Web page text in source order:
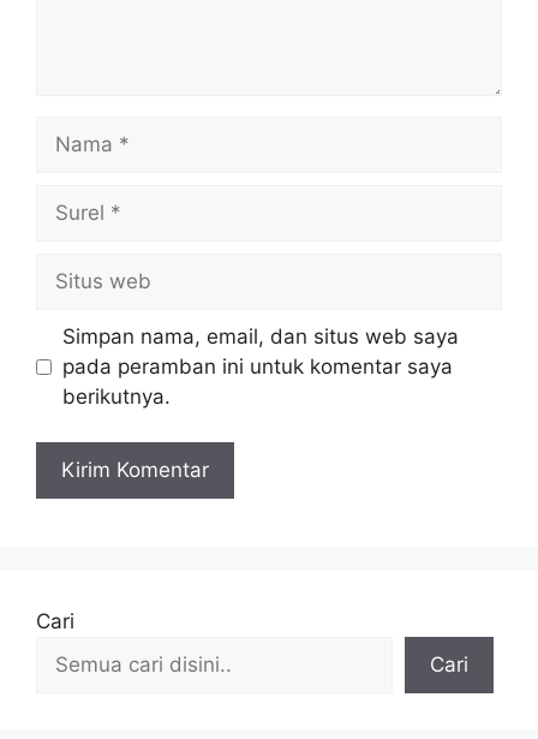
web
Simpan nama, email, dan situs web saya
pada peramban ini untuk komentar saya
berikutnya.
Cari
Cari